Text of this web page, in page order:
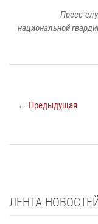
Пресс-
национальной
← Предыдущая
ЛЕНТА